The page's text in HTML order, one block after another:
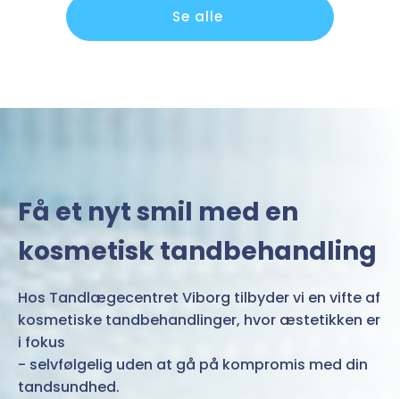
Se alle
Få et nyt smil med en
kosmetisk tandbehandling
Hos Tandlægecentret Viborg tilbyder vi en vifte af
kosmetiske tandbehandlinger, hvor æstetikken er
i fokus
- selvfølgelig uden at gå på kompromis med din
tandsundhed.